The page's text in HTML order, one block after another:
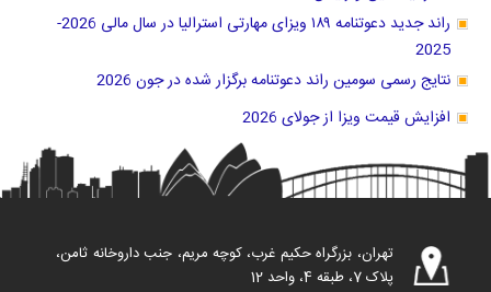
راند جدید دعوتنامه ۱۸۹ ویزای مهارتی استرالیا در سال مالی 2026-
2025
نتایج رسمی سومین راند دعوتنامه برگزار شده در جون 2026
افزایش قیمت ویزا از جولای 2026
تهران، بزرگراه حکیم غرب، کوچه مریم، جنب داروخانه ثامن،
پلاک 7، طبقه 4، واحد 12